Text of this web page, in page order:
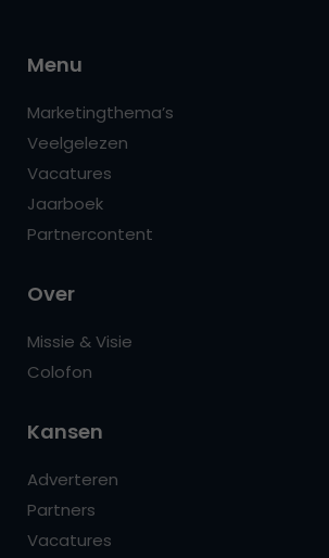
Menu
Marketingthema’s
Veelgelezen
Vacatures
Jaarboek
Partnercontent
Over
Missie & Visie
Colofon
Kansen
Adverteren
Partners
Vacatures